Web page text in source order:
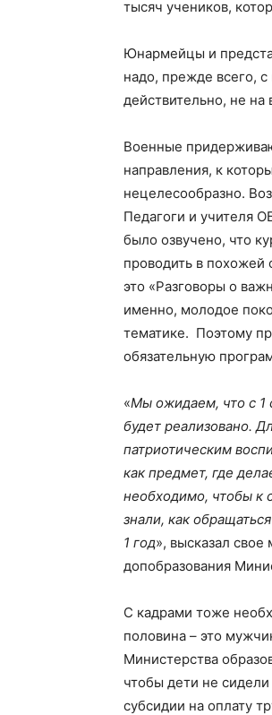
тысяч учеников,
Юнармейцы и
надо, прежде всего,
действительно, не на
Военные
направления, к
нецелесообразно.
Педагоги и учителя
было озвучено, что
проводить в похожей
это «Разговоры о
именно, молодое
тематике. Поэтому
обязательную
«Мы ожидаем, что с 1
будет реализовано.
патриотическим
как предмет, где
необходимо, чтобы к
знали, как
1 год», высказал
допобразования
С кадрами тоже
половина – это
Министерства
чтобы дети не
субсидии на оплату